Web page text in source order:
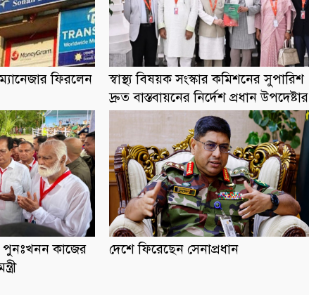
ফিরলেন
স্বাস্থ্য বিষয়ক সংস্কার কমিশনের সুপারিশ
দ্রুত বাস্তবায়নের নির্দেশ প্রধান উপদেষ্টার
পুনঃখনন কাজের
দেশে ফিরেছেন সেনাপ্রধান